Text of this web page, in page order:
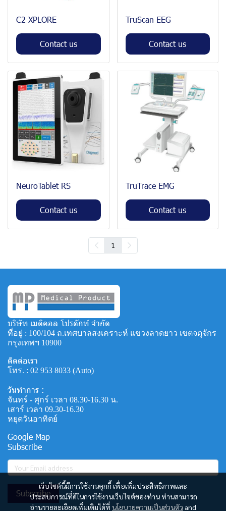
C2 XPLORE
Contact us
TruScan EEG
Contact us
NeuroTablet RS
Contact us
TruTrace EMG
Contact us
1
เว็บไซต์นี้มีการใช้งานคุกกี้ เพื่อเพิ่มประสิทธิภาพและ
ประสบการณ์ที่ดีในการใช้งานเว็บไซต์ของท่าน ท่านสามารถ
อ่านรายละเอียดเพิ่มเติมได้ที่ นโยบายความเป็นส่วนตัว and
บริษัท เมดิคอล โปรดักท์ จำกัด
ที่อยู่ : 100/104 ถ.เทศบาลสงเคราะห์ แขวงลาดยาว เขตจตุจักร
กรุงเทพฯ 10900
ติดต่อเรา
โทร. : 02 953 8033 (Auto)
วันทำการ :
จันทร์ - ศุกร์ เวลา 08.30-16.30 น.
เสาร์ เวลา 09.30-16.30
หยุดวันอาทิตย์
Google Map
Subscribe
Subscribe